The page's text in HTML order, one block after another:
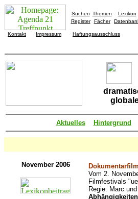
Suchen Themen
Lexikon
Register
Fächer
Kontakt Impressum Haftungsausschluss
Aktuelles Hintergrund
November 2006
Vom 2.
Filmfestivals
Regie: Marc